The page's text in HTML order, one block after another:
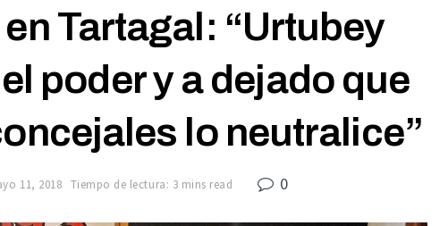
Tartagal: “Urtubey
poder y a dejado que
lo neutralice”
11, 2018 Tiempo de lectura: 3 mins read 0